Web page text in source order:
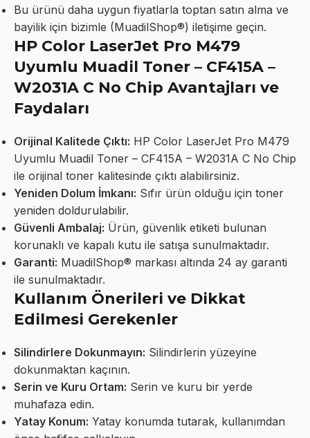
Bu ürünü daha uygun fiyatlarla toptan satın alma ve
bayilik için bizimle (MuadilShop®) iletişime geçin.
HP Color LaserJet Pro M479
Uyumlu Muadil Toner – CF415A –
W2031A C No Chip Avantajları ve
Faydaları
Orijinal Kalitede Çıktı: HP Color LaserJet Pro M479
Uyumlu Muadil Toner – CF415A – W2031A C No Chip
ile orijinal toner kalitesinde çıktı alabilirsiniz.
Yeniden Dolum İmkanı: Sıfır ürün olduğu için toner
yeniden doldurulabilir.
Güvenli Ambalaj: Ürün, güvenlik etiketi bulunan
korunaklı ve kapalı kutu ile satışa sunulmaktadır.
Garanti: MuadilShop® markası altında 24 ay garanti
ile sunulmaktadır.
Kullanım Önerileri ve Dikkat
Edilmesi Gerekenler
Silindirlere Dokunmayın: Silindirlerin yüzeyine
dokunmaktan kaçının.
Serin ve Kuru Ortam: Serin ve kuru bir yerde
muhafaza edin.
Yatay Konum: Yatay konumda tutarak, kullanımdan